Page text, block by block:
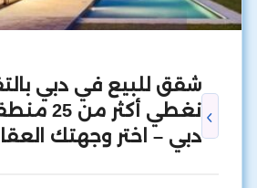
شقق للبيع في دبي
نغطي
دبي – اختر وجهتك